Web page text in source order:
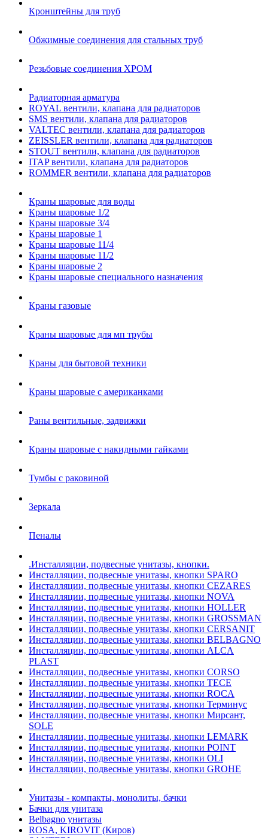
Кронштейны для труб
Обжимные соединения для стальных труб
Резьбовые соединения ХРОМ
Радиаторная арматура
ROYAL вентили, клапана для радиаторов
SMS вентили, клапана для радиаторов
VALTEC вентили, клапана для радиаторов
ZEISSLER вентили, клапана для радиаторов
STOUT вентили, клапана для радиаторов
ITAP вентили, клапана для радиаторов
ROMMER вентили, клапана для радиаторов
Краны шаровые для воды
Краны шаровые 1/2
Краны шаровые 3/4
Краны шаровые 1
Краны шаровые 11/4
Краны шаровые 11/2
Краны шаровые 2
Краны шаровые специального назначения
Краны газовые
Краны шаровые для мп трубы
Краны для бытовой техники
Краны шаровые с американками
Раны вентильные, задвижки
Краны шаровые с накидными гайками
Тумбы с раковиной
Зеркала
Пеналы
.Инсталляции, подвесные унитазы, кнопки.
Инсталляции, подвесные унитазы, кнопки SPARO
Инсталляции, подвесные унитазы, кнопки CEZARES
Инсталляции, подвесные унитазы, кнопки NOVA
Инсталляции, подвесные унитазы, кнопки HOLLER
Инсталляции, подвесные унитазы, кнопки GROSSMAN
Инсталляции, подвесные унитазы, кнопки CERSANIT
Инсталляции, подвесные унитазы, кнопки BELBAGNO
Инсталляции, подвесные унитазы, кнопки ALCA
PLAST
Инсталляции, подвесные унитазы, кнопки CORSO
Инсталляции, подвесные унитазы, кнопки TECE
Инсталляции, подвесные унитазы, кнопки ROCA
Инсталляции, подвесные унитазы, кнопки Терминус
Инсталляции, подвесные унитазы, кнопки Мирсант,
SOLE
Инсталляции, подвесные унитазы, кнопки LEMARK
Инсталляции, подвесные унитазы, кнопки POINT
Инсталляции, подвесные унитазы, кнопки OLI
Инсталляции, подвесные унитазы, кнопки GROHE
Унитазы - компакты, монолиты, бачки
Бачки для унитаза
Belbagno унитазы
ROSA, KIROVIT (Киров)